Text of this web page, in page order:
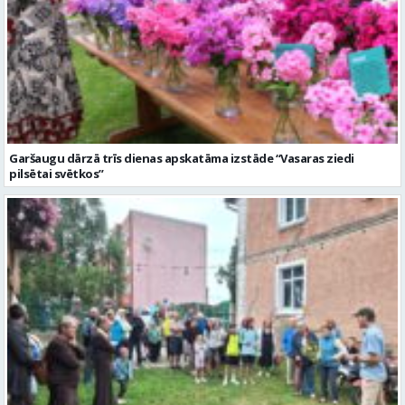
Garšaugu dārzā trīs dienas apskatāma izstāde “Vasaras ziedi
pilsētai svētkos”